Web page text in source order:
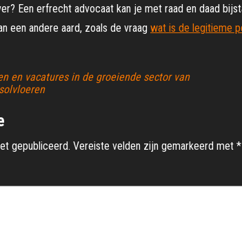
Een erfrecht advocaat kan je met raad en daad
een andere aard, zoals de vraag wat is de legitieme
en vacatures in de groeiende sector van
gepubliceerd. Vereiste velden zijn gemarkeerd met *